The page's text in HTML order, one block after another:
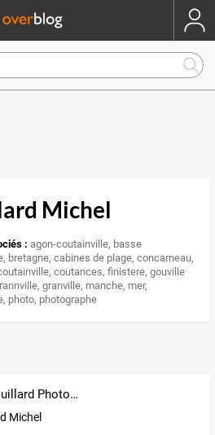
Michel
: agon-coutainville, basse
, bretagne,cabines de plage,concarneau,
,coutances,finistere,gouville
,granville, manche, mer,
, photo, photographe
Michel Guillard Photographe Auteur
Michel